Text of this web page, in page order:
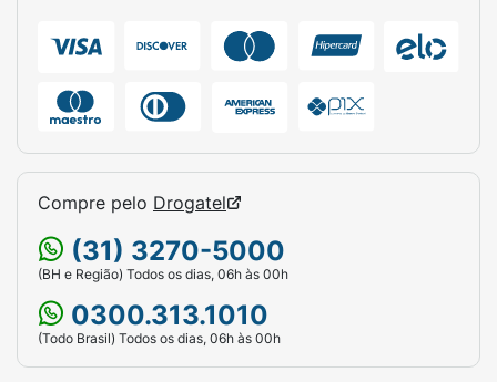
Compre pelo Drogatel
(31) 3270-5000
(BH e Região) Todos os dias, 06h às 00h
0300.313.1010
(Todo Brasil) Todos os dias, 06h às 00h